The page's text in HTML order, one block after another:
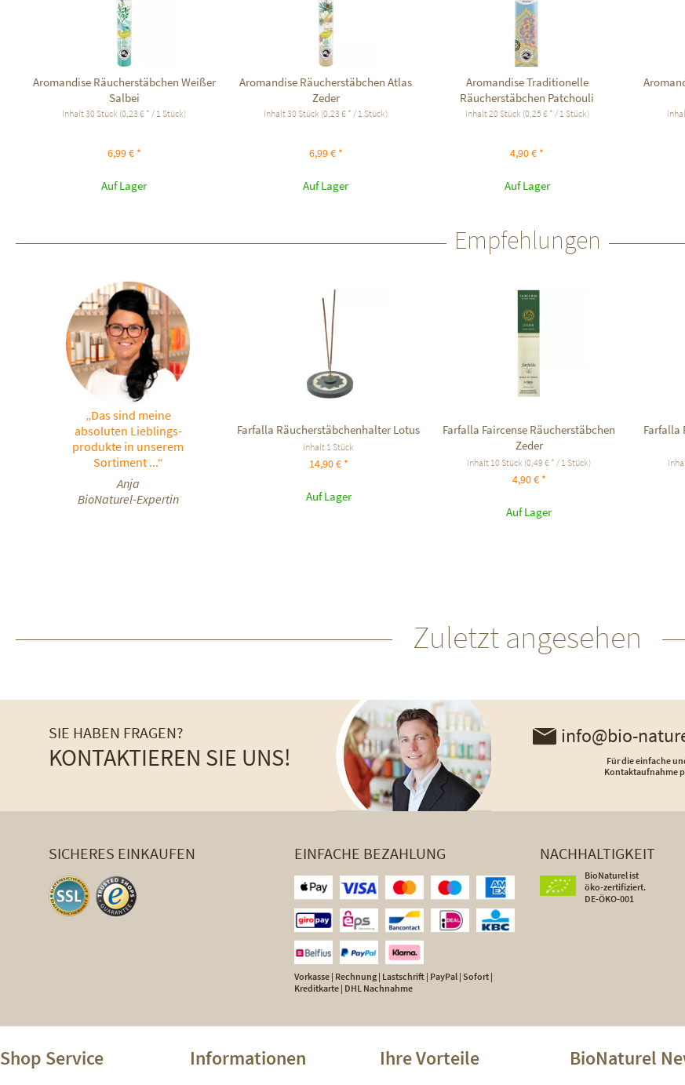
Aromandise Räucherstäbchen Weißer
Salbei
Inhalt30 Stück (0,23 € * / 1 Stück)
6,99 € *
Auf Lager
Aromandise Räucherstäbchen Atlas
Zeder
Inhalt30 Stück (0,23 € * / 1 Stück)
6,99 € *
Auf Lager
Aromandise Traditionelle
Räucherstäbchen Patchouli
Inhalt20 Stück (0,25 € * / 1 Stück)
4,90 € *
Auf Lager
Empfehlungen
„Das sind meine
absoluten Lieblings-
produkte in unserem
Sortiment ...“
Anja
BioNaturel-Expertin
Farfalla Räucherstäbchenhalter Lotus
Inhalt 1 Stück
14,90 € *
Auf Lager
Farfalla Faircense Räucherstäbchen
Zeder
Inhalt 10 Stück (0,49 € * / 1 Stück)
4,90 € *
Auf Lager
Farfalla
Zuletzt angesehen
SIE HABEN FRAGEN?
KONTAKTIEREN SIE UNS!
info@bio-
Für die einfache
Kontaktaufnahme
SICHERES EINKAUFEN EINFACHE BEZAHLUNG
Vorkasse | Rechnung | Lastschrift | PayPal | Sofort |
Kreditkarte | DHL Nachnahme
NACHHALTIGKEIT
BioNaturel ist
öko-zertifiziert.
DE-ÖKO-001
Shop Service Informationen Ihre Vorteile BioNaturel